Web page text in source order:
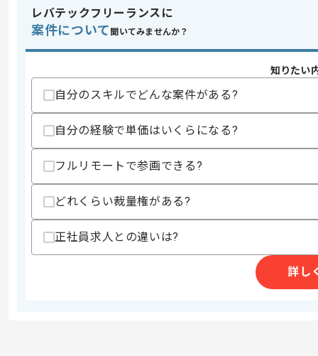
ム
特徴 30代活躍中 , 長期プロ
スキル
・PHP活用開発実務経験(3年以上)
・ブランチ作業、Pull Request、コード
・新規機能追加におけるゼロからの実装
・設計書に基づく機能実装実務経験
歓迎スキル
・AWS利用実務経験(1年以上)
上記に似た経験やスキルをお持ちであれば
レバテックフリーランスに
案件について 聞いてみませんか？
知りたい
自分のスキルでどんな案件がある?
自分の経験で単価はいくらになる?
フルリモートで参画できる?
どれくらい裁量権がある?
正社員求人との違いは?
詳し